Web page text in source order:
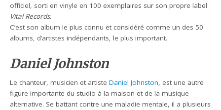
officiel, sorti en vinyle en 100 exemplaires sur son propre label
Vital Records.
C’est son album le plus connu et considéré comme un des 50
albums, d’artistes indépendants, le plus important.
Daniel Johnston
Le chanteur, musicien et artisteDaniel Johnston, est une autre
figure importante du studio à la maison et de la musique
alternative. Se battant contre une maladie mentale, il a plusieurs